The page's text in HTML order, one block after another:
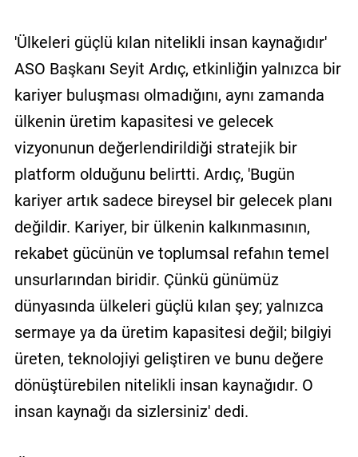
'Ülkeleri güçlü kılan nitelikli insan kaynağıdır'
ASO Başkanı Seyit Ardıç, etkinliğin yalnızca bir
kariyer buluşması olmadığını, aynı zamanda
ülkenin üretim kapasitesi ve gelecek
vizyonunun değerlendirildiği stratejik bir
platform olduğunu belirtti. Ardıç, 'Bugün
kariyer artık sadece bireysel bir gelecek planı
değildir. Kariyer, bir ülkenin kalkınmasının,
rekabet gücünün ve toplumsal refahın temel
unsurlarından biridir. Çünkü günümüz
dünyasında ülkeleri güçlü kılan şey; yalnızca
sermaye ya da üretim kapasitesi değil; bilgiyi
üreten, teknolojiyi geliştiren ve bunu değere
dönüştürebilen nitelikli insan kaynağıdır. O
insan kaynağı da sizlersiniz' dedi.